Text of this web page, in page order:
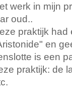
werk in mijn
oud..
praktijk had
en
is een
praktijk: de